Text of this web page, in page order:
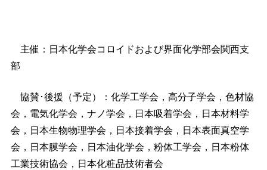
主催：日本化学会コロイドおよび界面化学部会関西支
部
協賛･後援（予定）：化学工学会，高分子学会，色材協
会，電気化学会，ナノ学会，日本吸着学会，日本材料学
会，日本生物物理学会，日本接着学会，日本表面真空学
会，日本膜学会，日本油化学会，粉体工学会，日本粉体
工業技術協会，日本化粧品技術者会